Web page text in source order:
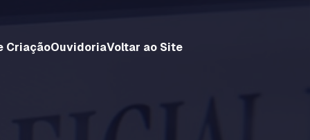
CriaçãoOuvidoriaVoltar ao Site